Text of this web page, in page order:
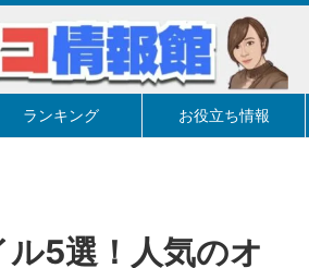
ランキング お役立ち情報
5選！人気のオ